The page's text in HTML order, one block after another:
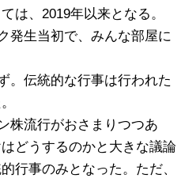
は、2019年以来となる。
発生当初で、みんな部屋に
。伝統的な行事は行われた
株流行がおさまりつつあ
どうするのかと大きな議論
行事のみとなった。ただ、